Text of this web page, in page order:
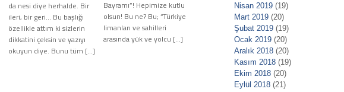
da nesi diye herhalde. Bir
ileri, bir geri... Bu başlığı
özellikle attım ki sizlerin
dikkatini çeksin ve yazıyı
okuyun diye. Bunu tüm […]
Bayramı”! Hepimize kutlu
olsun! Bu ne? Bu; “Türkiye
limanları ve sahilleri
arasında yük ve yolcu […]
Nisan 2019 (19)
Mart 2019 (20)
Şubat 2019 (19)
Ocak 2019 (20)
Aralık 2018 (20)
Kasım 2018 (19)
Ekim 2018 (20)
Eylül 2018 (21)